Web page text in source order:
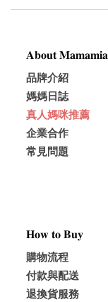
𝐀𝐛𝐨𝐮𝐭 𝐌𝐚𝐦𝐚𝐦𝐢𝐚
品牌介紹
媽媽日誌
真人媽咪推薦
企業合作
常見問題
𝐇𝐨𝐰 𝐭𝐨 𝐁𝐮𝐲
購物流程
付款與配送
退換貨服務